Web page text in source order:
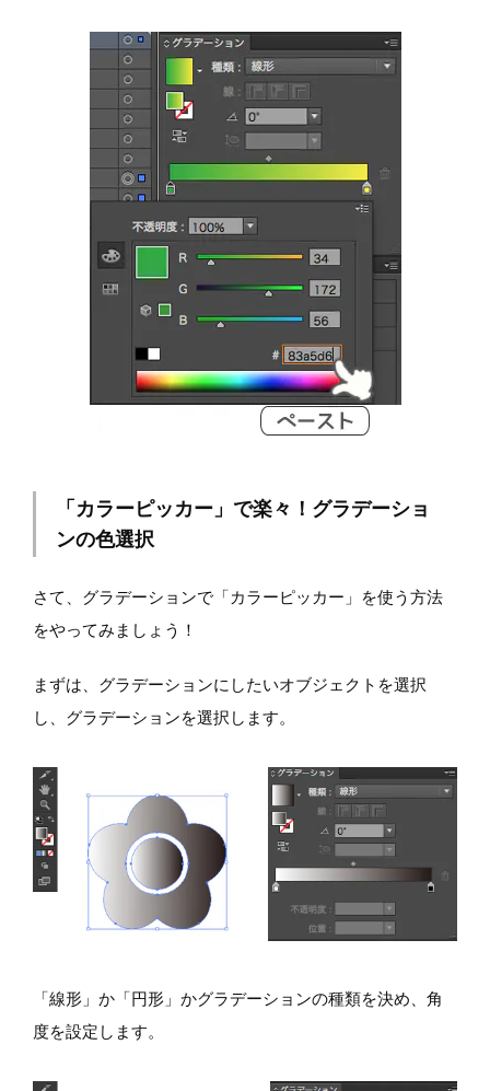
「カラーピッカー」で楽々！グラデーショ
ンの色選択
さて、グラデーションで「カラーピッカー」を使う方法
をやってみましょう！
まずは、グラデーションにしたいオブジェクトを選択
し、グラデーションを選択します。
「線形」か「円形」かグラデーションの種類を決め、角
度を設定します。